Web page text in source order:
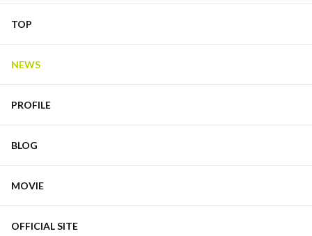
TOP
NEWS
PROFILE
BLOG
MOVIE
OFFICIAL SITE